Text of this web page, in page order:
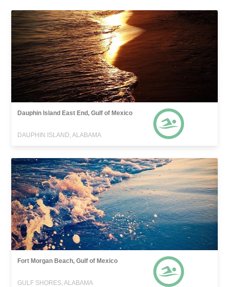
Dauphin Island East End, Gulf of Mexico
DAUPHIN ISLAND, ALABAMA
Fort Morgan Beach, Gulf of Mexico
GULF SHORES, ALABAMA